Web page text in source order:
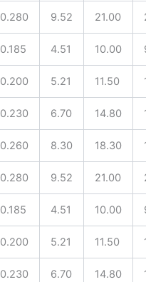
0.280 9.52 21.00
0.185 4.51 10.00
0.200 5.21 11.50
0.230 6.70 14.80
0.260 8.30 18.30
0.280 9.52 21.00
0.185 4.51 10.00
0.200 5.21 11.50
0.230 6.70 14.80